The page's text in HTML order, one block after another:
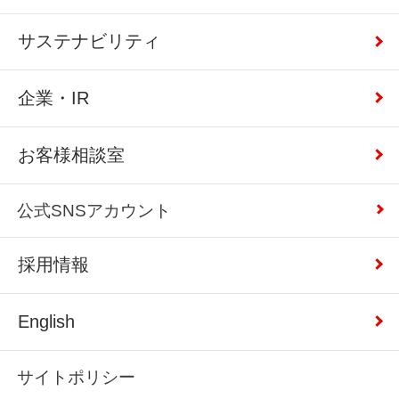
サステナビリティ
企業・IR
お客様相談室
公式SNSアカウント
採用情報
English
サイトポリシー